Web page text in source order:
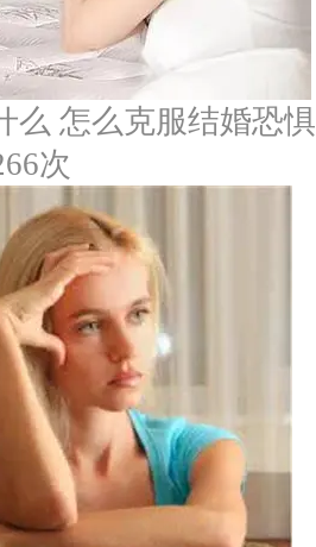
么 怎么克服结婚恐惧
次